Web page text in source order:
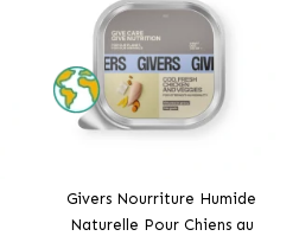
Givers Nourriture Humide
Naturelle Pour Chiens au